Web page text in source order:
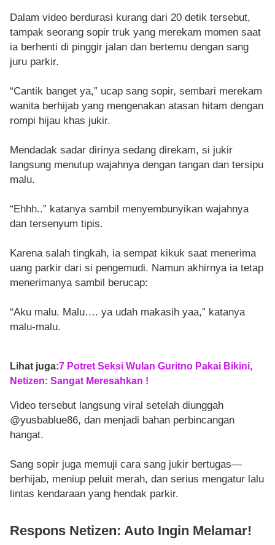
Dalam video berdurasi kurang dari 20 detik tersebut,
tampak seorang sopir truk yang merekam momen saat
ia berhenti di pinggir jalan dan bertemu dengan sang
juru parkir.
“Cantik banget ya,” ucap sang sopir, sembari merekam
wanita berhijab yang mengenakan atasan hitam dengan
rompi hijau khas jukir.
Mendadak sadar dirinya sedang direkam, si jukir
langsung menutup wajahnya dengan tangan dan tersipu
malu.
“Ehhh..” katanya sambil menyembunyikan wajahnya
dan tersenyum tipis.
Karena salah tingkah, ia sempat kikuk saat menerima
uang parkir dari si pengemudi. Namun akhirnya ia tetap
menerimanya sambil berucap:
“Aku malu. Malu…. ya udah makasih yaa,” katanya
malu-malu.
Lihat juga:7 Potret Seksi Wulan Guritno Pakai Bikini,
Netizen: Sangat Meresahkan !
Video tersebut langsung viral setelah diunggah
@yusbablue86, dan menjadi bahan perbincangan
hangat.
Sang sopir juga memuji cara sang jukir bertugas—
berhijab, meniup peluit merah, dan serius mengatur lalu
lintas kendaraan yang hendak parkir.
Respons Netizen: Auto Ingin Melamar!